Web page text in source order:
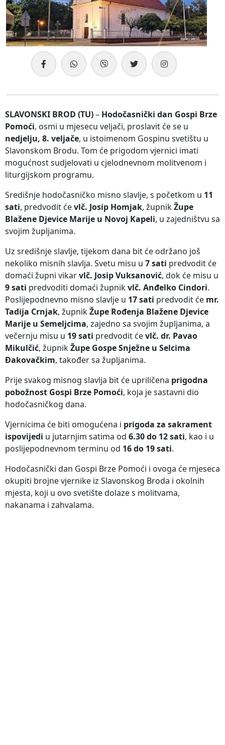
SLAVONSKI BROD (TU)– Hodočasnički dan Gospi Brze
Pomoći, osmi u mjesecu veljači, proslavit će se u
nedjelju, 8. veljače, u istoimenom Gospinu svetištu u
Slavonskom Brodu. Tom će prigodom vjernici imati
mogućnost sudjelovati u cjelodnevnom molitvenom i
liturgijskom programu.
Središnje hodočasničko misno slavlje, s početkom u 11
sati, predvodit ćevlč. Josip Homjak, župnikŽupe
Blažene Djevice Marije u Novoj Kapeli, u zajedništvu sa
svojim župljanima.
Uz središnje slavlje, tijekom dana bit će održano još
nekoliko misnih slavlja. Svetu misu u 7 sati predvodit će
domaći župni vikarvlč. Josip Vuksanović, dok će misu u
9 sati predvoditi domaći župnikvlč. Anđelko Cindori.
Poslijepodnevno misno slavlje u 17 sati predvodit će mr.
Tadija Crnjak, župnikŽupe Rođenja Blažene Djevice
Marije u Semeljcima, zajedno sa svojim župljanima, a
večernju misu u 19 sati predvodit ćevlč. dr. Pavao
Mikulčić, župnikŽupe Gospe Snježne u Selcima
Đakovačkim, također sa župljanima.
Prije svakog misnog slavlja bit će upriličena prigodna
pobožnost Gospi Brze Pomoći, koja je sastavni dio
hodočasničkog dana.
Vjernicima će biti omogućena i prigoda za sakrament
ispovijedi u jutarnjim satima od 6.30 do 12 sati, kao i u
poslijepodnevnom terminu od 16 do 19 sati.
Hodočasnički dan Gospi Brze Pomoći i ovoga će mjeseca
okupiti brojne vjernike iz Slavonskog Broda i okolnih
mjesta, koji u ovo svetište dolaze s molitvama,
nakanama i zahvalama.